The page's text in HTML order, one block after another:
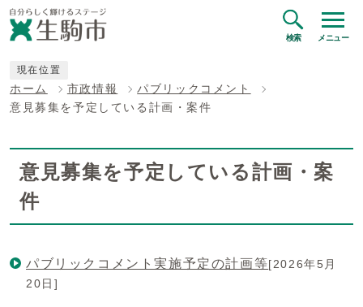
検索 メニュー
現在位置
ホーム 市政情報
パブリックコメント
意見募集を予定している計画・案件
意見募集を予定している計画・案
件
パブリックコメント実施予定の計画等[2026年5月
20日]